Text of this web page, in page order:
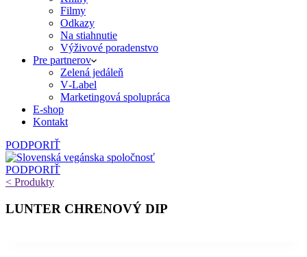
Filmy
Odkazy
Na stiahnutie
Výživové poradenstvo
Pre partnerov
Zelená jedáleň
V‑Label
Marketingová spolupráca
E‑shop
Kontakt
PODPORIŤ
PODPORIŤ
< Produkty
LUNTER CHRENOVÝ DIP